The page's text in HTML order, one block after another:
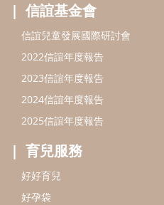
信誼基金會
信誼兒童發展國際研討會
2022信誼年度報告
2023信誼年度報告
2024信誼年度報告
2025信誼年度報告
育兒服務
好好育兒
好孕袋